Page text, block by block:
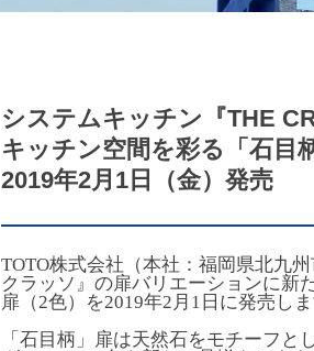
システムキッチン『THE
キッチン空間を彩る「石目
2019年2月1日（金）発売
TOTO株式会社（本社：福岡県北九
クラッソ』の扉バリエーションに新
扉（2色）を2019年2月1日に発売しま
「石目柄」扉は天然石をモチーフ